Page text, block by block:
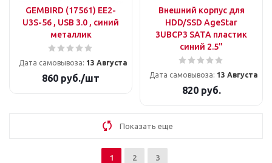
GEMBIRD (17561) EE2-
U3S-56 , USB 3.0 , синий
металлик
Дата самовывоза: 13 Августа
860 руб./шт
Внешний корпус для
HDD/SSD AgeStar
3UBCP3 SATA пластик
синий 2.5"
Дата самовывоза: 13 Августа
820руб.
Показать еще
1 2 3